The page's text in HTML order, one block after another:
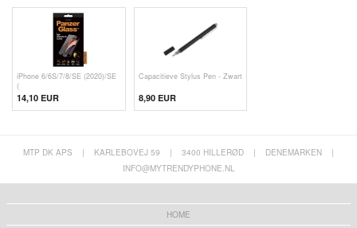
iPhone 6/6S/7/8/SE (2020)/SE
(
14,10 EUR
Capacitieve Stylus Pen - Zwart
8,90 EUR
MTP DK APS | KARLEBOVEJ 59 | 3400 HILLERØD | DENEMARKEN
|
INFO@MYTRENDYPHONE.NL
HOME